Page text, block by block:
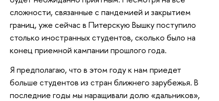
сложности, связанные с пандемией и закрытием
границ, уже сейчас в Питерскую Вышку поступило
столько иностранных студентов, сколько было на
конец приемной кампании прошлого года.
Я предполагаю, что в этом году к нам приедет
больше студентов из стран ближнего зарубежья. В
последние годы мы наращивали долю «дальников»,